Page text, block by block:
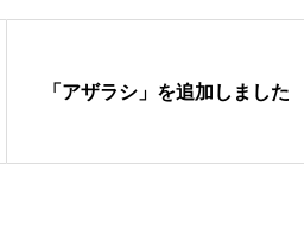
「アザラシ」を追加しました